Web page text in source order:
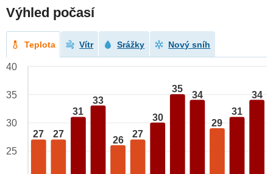
Výhled počasí
Teplota Vítr Srážky Nový sníh
27 27
31
33
26
27
30
35
34
29
31
34
40
35
30
25